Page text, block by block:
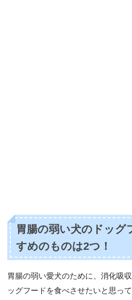
胃腸の弱い犬のドッグ
すめのものは2つ！
胃腸の弱い愛犬のために、消化吸
ッグフードを食べさせたいと思っ